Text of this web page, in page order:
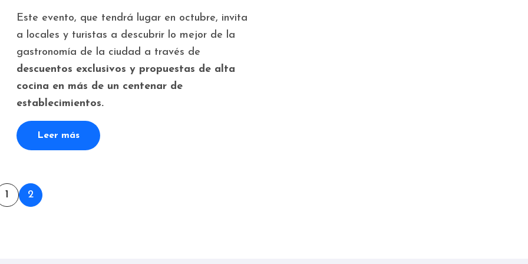
Este evento, que tendrá lugar en octubre, invita
a locales y turistas a descubrir lo mejor de la
gastronomía de la ciudad a través de
descuentos exclusivos y propuestas de alta
cocina en más de un centenar de
establecimientos.
Leer más
1 2